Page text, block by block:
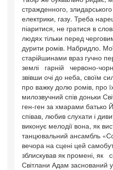
стражденного,
електрики, газу. Треба
піаритися, не гратися в
людях тільки перед
дурити ромів. Набридло.
старійшинами враз гучно
землі гарній червоно-
звівши очі до неба, своїм
про важку долю ромів, про
милозвучний спів доньки
ген-ген за хмарами батько
співав, любив слухати і
виконує мелодії вона, як
танцювальний ансамбль
вечора на сцені цей
зблискував як промені, як
Світлани Адам заснований